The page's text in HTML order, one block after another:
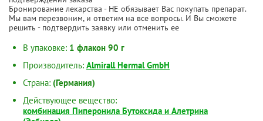
Бронирование лекарства - НЕ обязывает Вас покупать препарат.
Мы вам перезвоним, и ответим на все вопросы. И Вы сможете
решить - подтвердить заявку или отменить ее
В упаковке: 1 флакон 90 г
Производитель: Almirall Hermal GmbH
Страна: (Германия)
Действующее вещество:
комбинация Пиперонила Бутоксида и Алетрина